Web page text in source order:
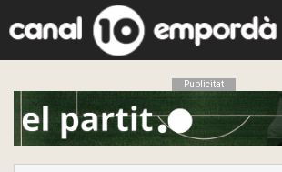
Publicitat